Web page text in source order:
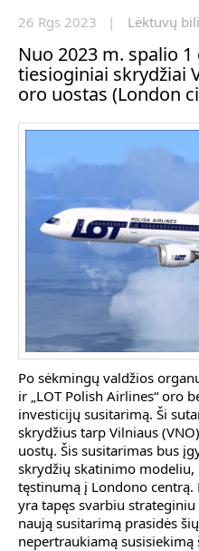
26 Rgs 2023 | Lėktuvų
Nuo 2023 m. spalio
tiesioginiai skrydžiai
oro uostas (London
Po sėkmingų valdžios
ir „LOT Polish Airlines“ oro
investicijų susitarimą. Ši
skrydžius tarp Vilniaus
uostų. Šis susitarimas bus
skrydžių skatinimo
tęstinumą į Londono centrą.
yra tapęs svarbiu
naują susitarimą prasidės
nepertraukiamą